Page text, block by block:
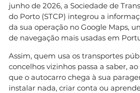
junho de 2026, a Sociedade de
do Porto (STCP) integrou a
da sua operação no Google Maps,
de navegação mais usadas em
Assim, quem usa os transportes
concelhos vizinhos passa a saber,
que o autocarro chega à sua
instalar nada, criar conta ou